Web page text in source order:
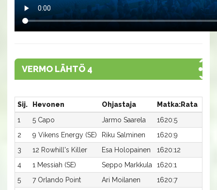
VERMO LÄHTÖ 4
Sij. Hevonen Ohjastaja Matka:Rata
1
5 Capo Jarmo Saarela 1620:5
2
9 Vikens Energy (SE) Riku Salminen 1620:9
3
12 Rowhill's Killer Esa Holopainen 1620:12
4
1 Messiah (SE) Seppo Markkula 1620:1
5
7 Orlando Point Ari Moilanen 1620:7